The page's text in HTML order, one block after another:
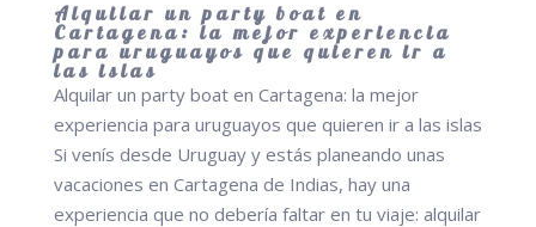
Alquilar un party boat en
Cartagena: la mejor experiencia
para uruguayos que quieren ir a
las islas
Alquilar un party boat en Cartagena: la mejor
experiencia para uruguayos que quieren ir a las islas
Si venís desde Uruguay y estás planeando unas
vacaciones en Cartagena de Indias, hay una
experiencia que no debería faltar en tu viaje: alquilar